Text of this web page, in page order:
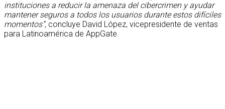
instituciones a reducir la amenaza del cibercrimen y ayudar
mantener seguros a todos los usuarios durante estos difíciles
momentos”, concluye David López, vicepresidente de ventas
para Latinoamérica de AppGate.